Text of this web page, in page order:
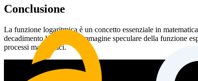
Conclusione
La funzione logaritmica è un concetto essenziale in
decadimento lento ed è l'immagine speculare della funzione
processi matematici.